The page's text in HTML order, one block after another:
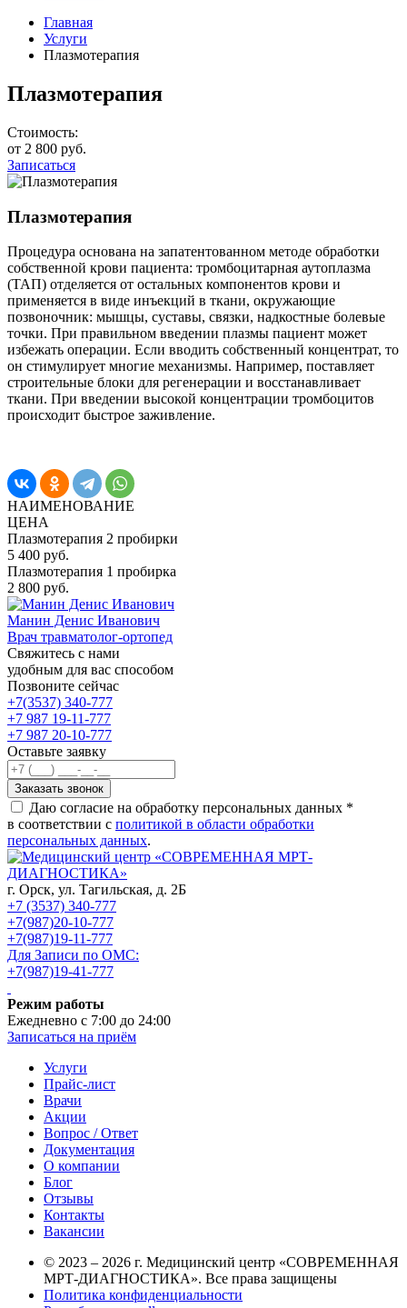
Главная
Услуги
Плазмотерапия
Плазмотерапия
Стоимость:
от 2 800 руб.
Записаться
Плазмотерапия
Процедура основана на запатентованном методе обработки
собственной крови пациента: тромбоцитарная аутоплазма
(ТАП) отделяется от остальных компонентов крови и
применяется в виде инъекций в ткани, окружающие
позвоночник: мышцы, суставы, связки, надкостные болевые
точки. При правильном введении плазмы пациент может
избежать операции. Если вводить собственный концентрат, то
он стимулирует многие механизмы. Например, поставляет
строительные блоки для регенерации и восстанавливает
ткани. При введении высокой концентрации тромбоцитов
происходит быстрое заживление.
НАИМЕНОВАНИЕ
ЦЕНА
Плазмотерапия 2 пробирки
5 400 руб.
Плазмотерапия 1 пробирка
2 800 руб.
Манин Денис Иванович
Врач травматолог-ортопед
Свяжитесь с нами
удобным для вас способом
Позвоните сейчас
+7(3537) 340-777
+7 987 19-11-777
+7 987 20-10-777
Оставьте заявку
Даю согласие на обработку персональных данных *
в соответствии с политикой в области обработки
персональных данных.
г. Орск, ул. Тагильская, д. 2Б
+7 (3537) 340-777
+7(987)20-10-777
+7(987)19-11-777
Для Записи по ОМС:
+7(987)19-41-777
Режим работы
Ежедневно с 7:00 до 24:00
Записаться на приём
Услуги
Прайс-лист
Врачи
Акции
Вопрос / Ответ
Документация
О компании
Блог
Отзывы
Контакты
Вакансии
© 2023 – 2026 г. Медицинский центр «СОВРЕМЕННАЯ
МРТ-ДИАГНОСТИКА». Все права защищены
Политика конфиденциальности